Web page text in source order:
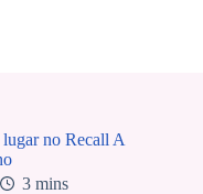
no Recall A
3 mins